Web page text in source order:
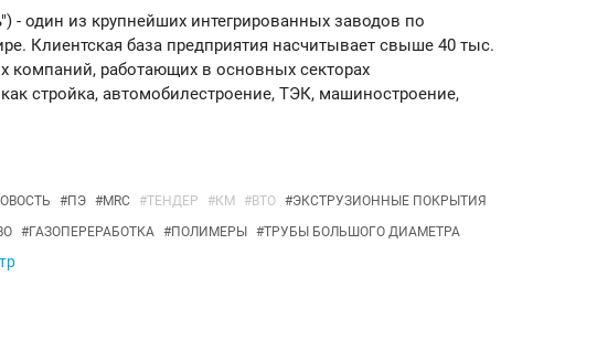
- один из крупнейших интегрированных заводов по
Клиентская база предприятия насчитывает свыше 40 тыс.
компаний, работающих в основных секторах
стройка, автомобилестроение, ТЭК, машиностроение,
#ПЭ #MRC #ТЕНДЕР #КМ #ВТО #ЭКСТРУЗИОННЫЕ ПОКРЫТИЯ
#ГАЗОПЕРЕРАБОТКА #ПОЛИМЕРЫ #ТРУБЫ БОЛЬШОГО ДИАМЕТРА